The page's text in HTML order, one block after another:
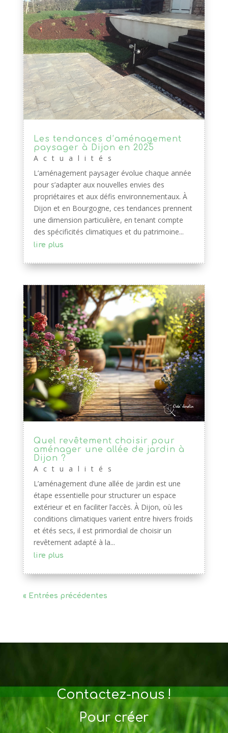
Les tendances d’aménagement
paysager à Dijon en 2025
Actualités
L’aménagement paysager évolue chaque année
pour s’adapter aux nouvelles envies des
propriétaires et aux défis environnementaux. À
Dijon et en Bourgogne, ces tendances prennent
une dimension particulière, en tenant compte
des spécificités climatiques et du patrimoine...
lire plus
Quel revêtement choisir pour
aménager une allée de jardin à
Dijon ?
Actualités
L’aménagement d’une allée de jardin est une
étape essentielle pour structurer un espace
extérieur et en faciliter l’accès. À Dijon, où les
conditions climatiques varient entre hivers froids
et étés secs, il est primordial de choisir un
revêtement adapté à la...
lire plus
« Entrées précédentes
Contactez-nous !
Pour créer